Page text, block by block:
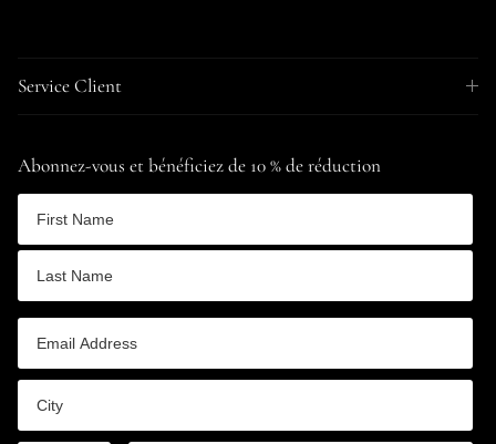
Service Client
Abonnez-vous et bénéficiez de 10 % de réduction